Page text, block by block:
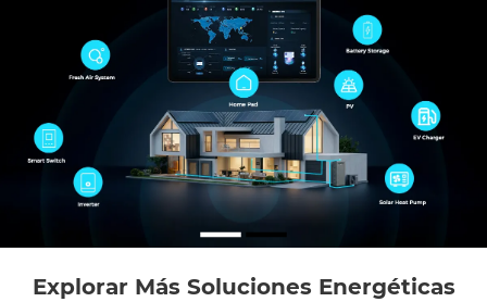
Explorar Más Soluciones Energéticas